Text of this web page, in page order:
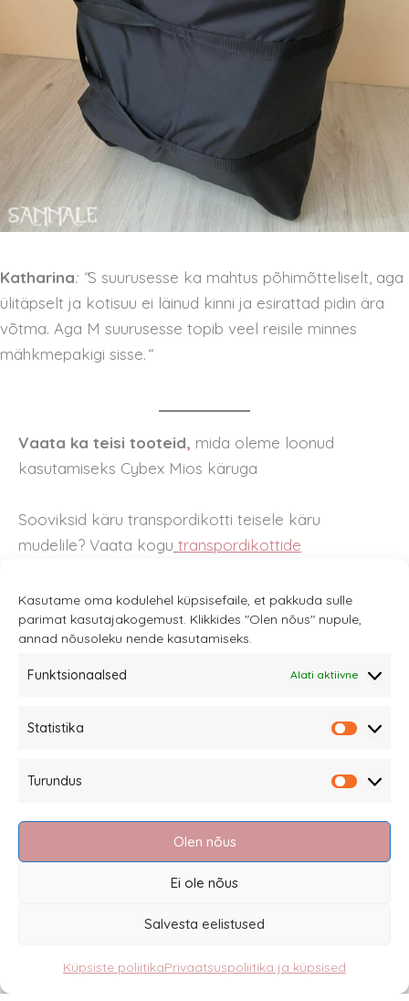
Kasutame oma kodulehel küpsisefaile, et pakkuda sulle
parimat kasutajakogemust. Klikkides "Olen nõus" nupule,
annad nõusoleku nende kasutamiseks.
Funktsionaalsed Alati aktiivne
Statistika
Turundus
Olen nõus
Ei ole nõus
Salvesta eelistused
Küpsiste poliitikaPrivaatsuspoliitika ja küpsised
Katharina: “S suurusesse ka mahtus põhimõtteliselt, aga
ülitäpselt ja kotisuu ei läinud kinni ja esirattad pidin ära
võtma. Aga M suurusesse topib veel reisile minnes
mähkmepakigi sisse.“
Vaata ka teisi tooteid, mida oleme loonud
kasutamiseks Cybex Mios käruga
Sooviksid käru transpordikotti teisele käru
mudelile? Vaata kogu transpordikottide
Müügitingimused
Kauba tagastamine